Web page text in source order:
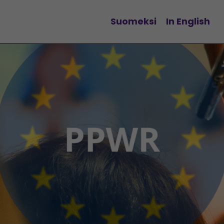
Vaihda kieltä
Suomeksi In English